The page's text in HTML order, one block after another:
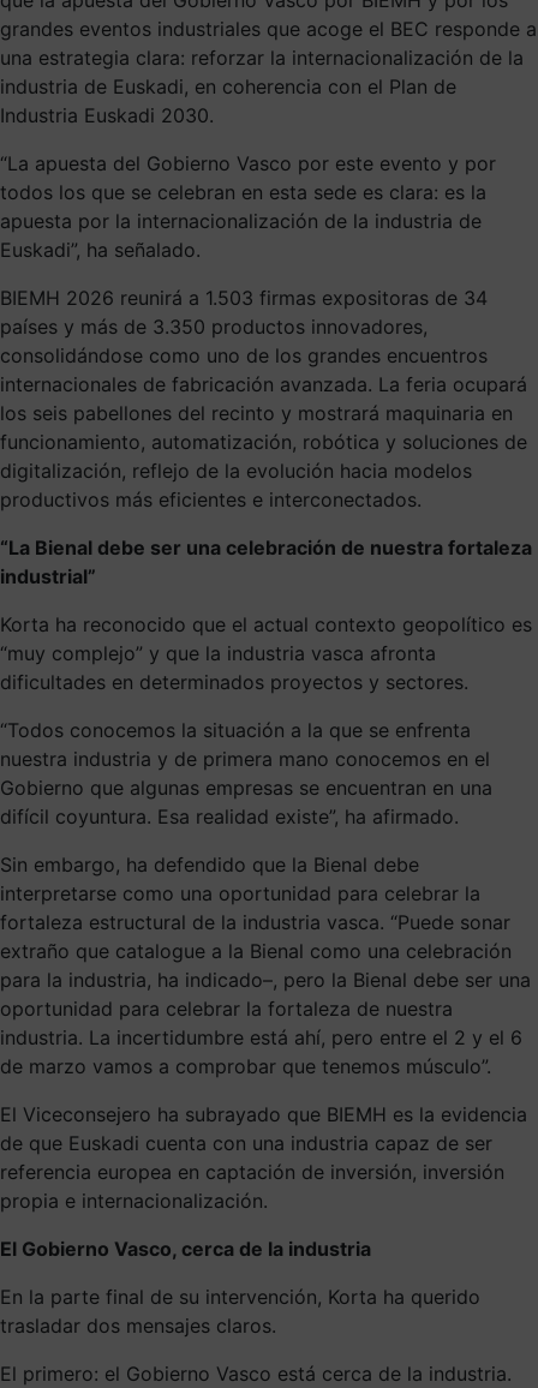
grandes eventos industriales que acoge el BEC responde a
una estrategia clara: reforzar la internacionalización de la
industria de Euskadi, en coherencia con el Plan de
Industria Euskadi 2030.
“La apuesta del Gobierno Vasco por este evento y por
todos los que se celebran en esta sede es clara: es la
apuesta por la internacionalización de la industria de
Euskadi”, ha señalado.
BIEMH 2026 reunirá a 1.503 firmas expositoras de 34
países y más de 3.350 productos innovadores,
consolidándose como uno de los grandes encuentros
internacionales de fabricación avanzada. La feria ocupará
los seis pabellones del recinto y mostrará maquinaria en
funcionamiento, automatización, robótica y soluciones de
digitalización, reflejo de la evolución hacia modelos
productivos más eficientes e interconectados.
“La Bienal debe ser una celebración de nuestra fortaleza
industrial”
Korta ha reconocido que el actual contexto geopolítico es
“muy complejo” y que la industria vasca afronta
dificultades en determinados proyectos y sectores.
“Todos conocemos la situación a la que se enfrenta
nuestra industria y de primera mano conocemos en el
Gobierno que algunas empresas se encuentran en una
difícil coyuntura. Esa realidad existe”, ha afirmado.
Sin embargo, ha defendido que la Bienal debe
interpretarse como una oportunidad para celebrar la
fortaleza estructural de la industria vasca. “Puede sonar
extraño que catalogue a la Bienal como una celebración
para la industria, ha indicado–, pero la Bienal debe ser una
oportunidad para celebrar la fortaleza de nuestra
industria. La incertidumbre está ahí, pero entre el 2 y el 6
de marzo vamos a comprobar que tenemos músculo”.
El Viceconsejero ha subrayado que BIEMH es la evidencia
de que Euskadi cuenta con una industria capaz de ser
referencia europea en captación de inversión, inversión
propia e internacionalización.
El Gobierno Vasco, cerca de la industria
En la parte final de su intervención, Korta ha querido
trasladar dos mensajes claros.
El primero: el Gobierno Vasco está cerca de la industria.